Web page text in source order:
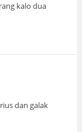
kalo dua
dan galak